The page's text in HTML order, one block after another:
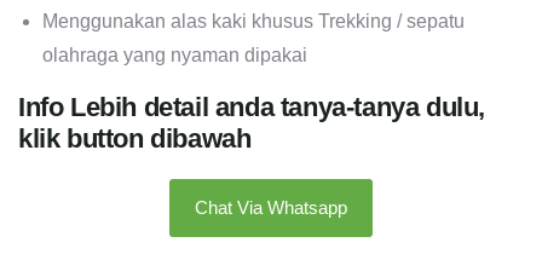
Menggunakan alas kaki khusus Trekking / sepatu
olahraga yang nyaman dipakai
Info Lebih detail anda tanya-tanya dulu,
klik button dibawah
Chat Via Whatsapp